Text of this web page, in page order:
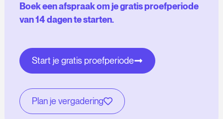
Boek een afspraak om je gratis proefperiode
van 14 dagen te starten.
Start je gratis proefperiode
Plan je vergadering